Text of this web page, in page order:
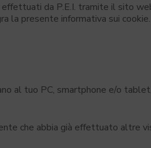
da P.E.I. tramite il sito
la presente informativa sui cookie.
al tuo PC, smartphone e/o
che abbia già effettuato altre